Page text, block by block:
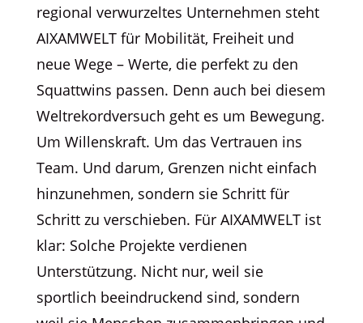
regional verwurzeltes Unternehmen steht
AIXAMWELT für Mobilität, Freiheit und
neue Wege – Werte, die perfekt zu den
Squattwins passen. Denn auch bei diesem
Weltrekordversuch geht es um Bewegung.
Um Willenskraft. Um das Vertrauen ins
Team. Und darum, Grenzen nicht einfach
hinzunehmen, sondern sie Schritt für
Schritt zu verschieben. Für AIXAMWELT ist
klar: Solche Projekte verdienen
Unterstützung. Nicht nur, weil sie
sportlich beeindruckend sind, sondern